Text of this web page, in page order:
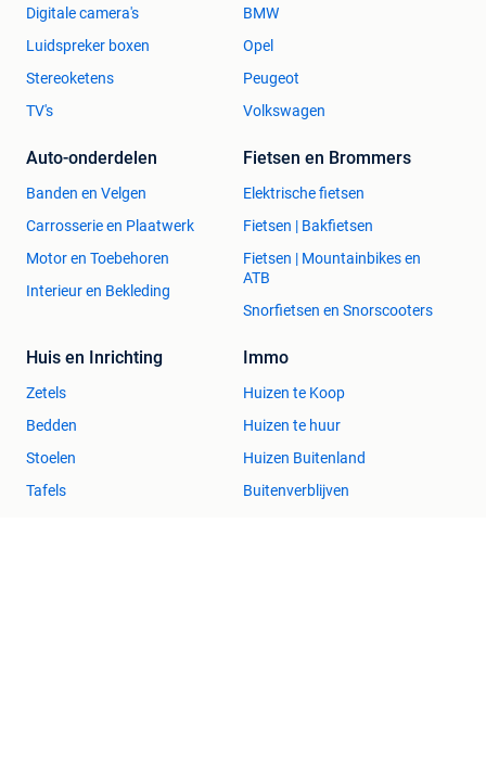
Digitale camera's
Luidspreker boxen
Stereoketens
TV's
BMW
Opel
Peugeot
Volkswagen
Auto-onderdelen
Banden en Velgen
Carrosserie en Plaatwerk
Motor en Toebehoren
Interieur en Bekleding
Fietsen en Brommers
Elektrische fietsen
Fietsen | Bakfietsen
Fietsen | Mountainbikes en
ATB
Snorfietsen en Snorscooters
Huis en Inrichting
Zetels
Bedden
Stoelen
Tafels
Immo
Huizen te Koop
Huizen te huur
Huizen Buitenland
Buitenverblijven